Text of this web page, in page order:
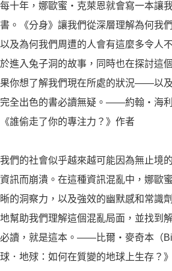
每十年，娜歐蜜・克萊恩就會寫一本讓
書。《分身》讓我們從深層理解為何我
以及為何我們周遭的人會有這麼多令人
於進入兔子洞的故事，同時也在探討這
果你想了解我們現在所處的狀況——以
完全出色的書必讀無疑。——約翰・海利
《誰偷走了你的專注力？》作者
我們的社會似乎越來越可能因為無止境
資訊而崩潰。在這種資訊混亂中，娜歐
晰的洞察力，以及強效的幽默感和常識
地幫助我們理解這個混亂局面，並找到
必讀，就是這本。——比爾・麥奇本（
球．地殏：如何在質變的地球上生存？